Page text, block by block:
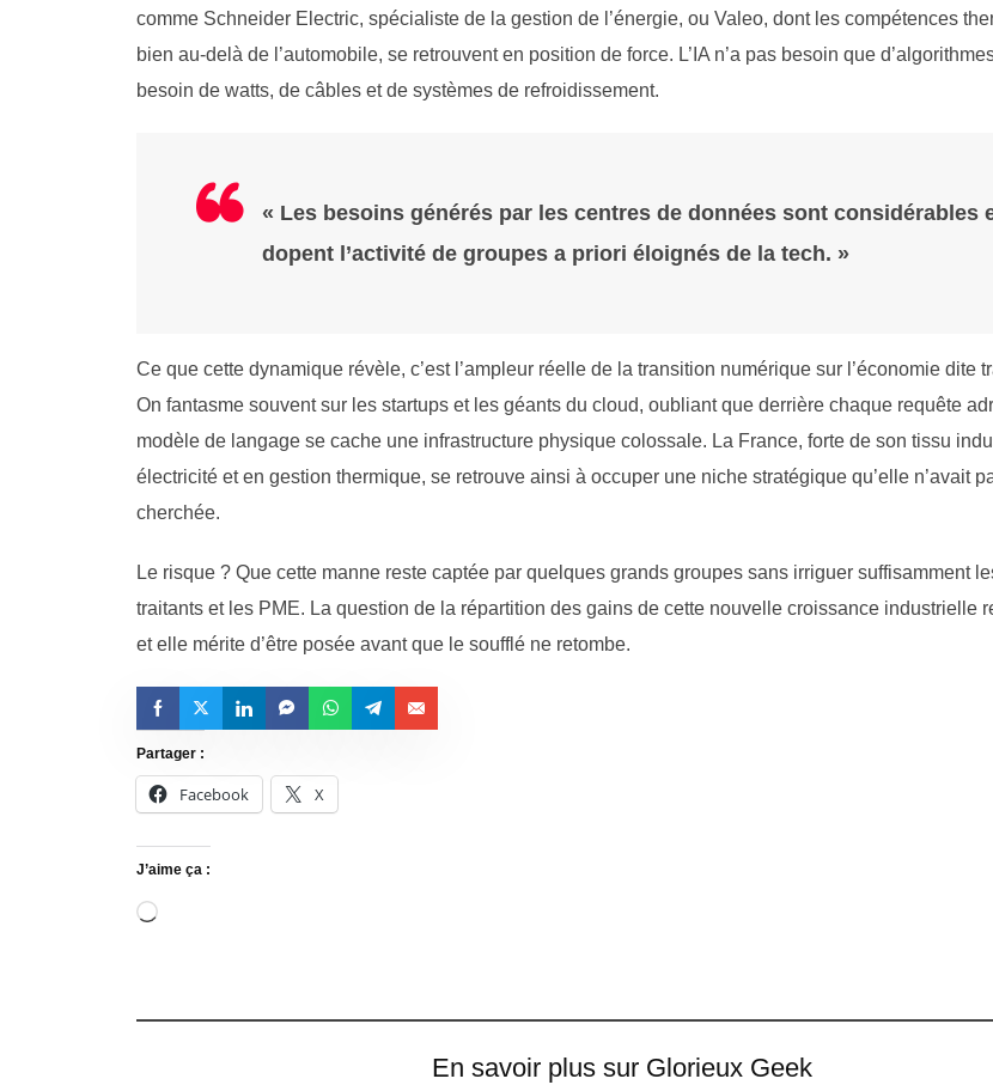
comme Schneider Electric, spécialiste de la gestion de l’énergie, ou Valeo, dont les compétences
bien au-delà de l’automobile, se retrouvent en position de force. L’IA n’a pas besoin que
besoin de watts, de câbles et de systèmes de refroidissement.
« Les besoins générés par les centres de données sont considérables
dopent l’activité de groupes a priori éloignés de la tech. »
Ce que cette dynamique révèle, c’est l’ampleur réelle de la transition numérique sur l’économie dite
On fantasme souvent sur les startups et les géants du cloud, oubliant que derrière chaque requête
modèle de langage se cache une infrastructure physique colossale. La France, forte de son tissu
électricité et en gestion thermique, se retrouve ainsi à occuper une niche stratégique qu’elle n’avait
cherchée.
Le risque ? Que cette manne reste captée par quelques grands groupes sans irriguer suffisamment
traitants et les PME. La question de la répartition des gains de cette nouvelle croissance industrielle
et elle mérite d’être posée avant que le soufflé ne retombe.
Partager :
Facebook X
J’aime ça :
En savoir plus sur Glorieux Geek